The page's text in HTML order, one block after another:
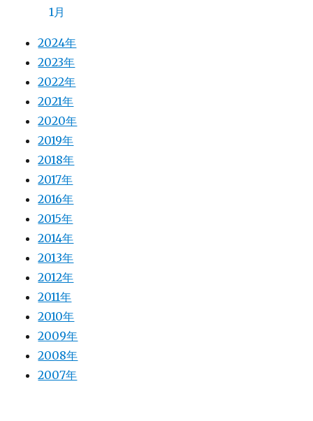
1月
2024年
2023年
2022年
2021年
2020年
2019年
2018年
2017年
2016年
2015年
2014年
2013年
2012年
2011年
2010年
2009年
2008年
2007年